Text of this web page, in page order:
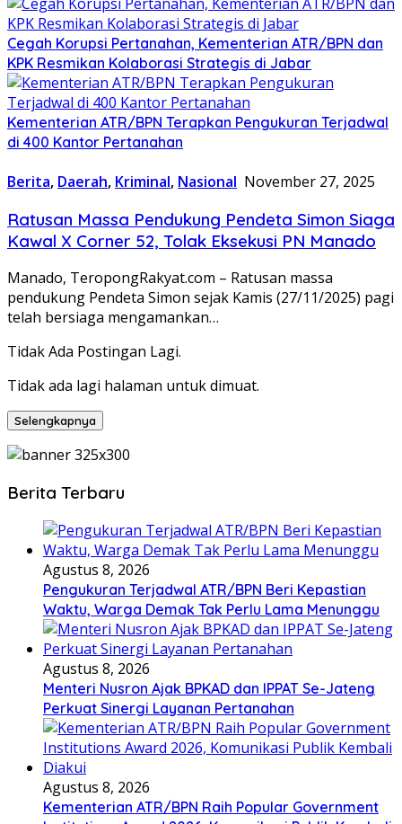
Cegah Korupsi Pertanahan, Kementerian ATR/BPN dan
KPK Resmikan Kolaborasi Strategis di Jabar
Kementerian ATR/BPN Terapkan Pengukuran Terjadwal
di 400 Kantor Pertanahan
Berita, Daerah, Kriminal, Nasional November 27, 2025
Ratusan Massa Pendukung Pendeta Simon Siaga
Kawal X Corner 52, Tolak Eksekusi PN Manado
Manado, TeropongRakyat.com – Ratusan massa
pendukung Pendeta Simon sejak Kamis (27/11/2025) pagi
telah bersiaga mengamankan…
Tidak Ada Postingan Lagi.
Tidak ada lagi halaman untuk dimuat.
Selengkapnya
Berita Terbaru
Agustus 8, 2026
Pengukuran Terjadwal ATR/BPN Beri Kepastian
Waktu, Warga Demak Tak Perlu Lama Menunggu
Agustus 8, 2026
Menteri Nusron Ajak BPKAD dan IPPAT Se-Jateng
Perkuat Sinergi Layanan Pertanahan
Agustus 8, 2026
Kementerian ATR/BPN Raih Popular Government